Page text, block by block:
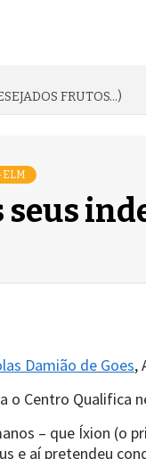
FRUTOS…)
ELM
seus
Damião de Goes,
o Centro
– que Íxion
e aí pretendeu